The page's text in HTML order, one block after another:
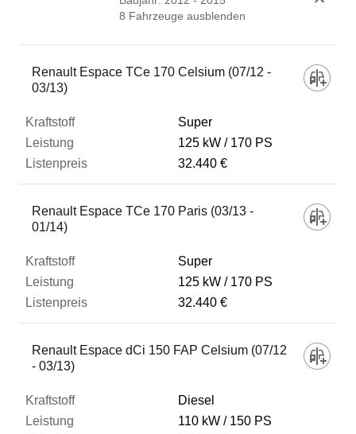
8 Fahrzeuge ausblenden
Fahrzeug
Kraftstoff
Leistung
Listenpreis
Renault Espace TCe 170 Celsium (07/12 -
03/13)
Super
125 kW
170 PS
32.440 €
Renault Espace TCe 170 Paris (03/13 -
01/14)
Super
125 kW
170 PS
32.440 €
Renault Espace dCi 150 FAP Celsium (07/12
- 03/13)
Diesel
110 kW
150 PS